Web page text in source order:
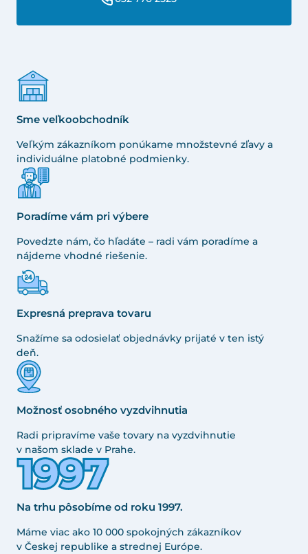
Sme veľkoobchodník
Veľkým zákazníkom ponúkame množstevné zľavy a
individuálne platobné podmienky.
Poradíme vám pri výbere
Povedzte nám, čo hľadáte – radi vám poradíme a
nájdeme vhodné riešenie.
Expresná preprava tovaru
Snažíme sa odosielať objednávky prijaté v ten istý
deň.
Možnosť osobného vyzdvihnutia
Radi pripravíme vaše tovary na vyzdvihnutie
v našom sklade v Prahe.
Na trhu pôsobíme od roku 1997.
Máme viac ako 10 000 spokojných zákazníkov
v Českej republike a strednej Európe.